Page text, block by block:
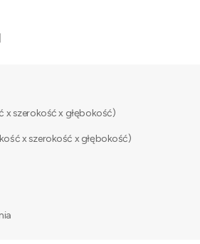
x szerokość x głębokość)
x szerokość x głębokość)